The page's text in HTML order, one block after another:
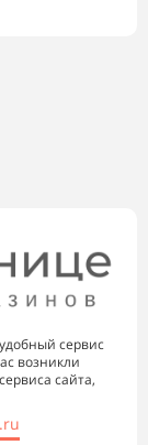
сервис
возникли
сайта,